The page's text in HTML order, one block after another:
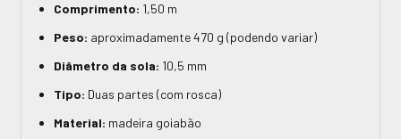
Comprimento: 1,50 m
Peso: aproximadamente 470 g (podendo variar)
Diâmetro da sola: 10,5 mm
Tipo: Duas partes (com rosca)
Material: madeira goiabão